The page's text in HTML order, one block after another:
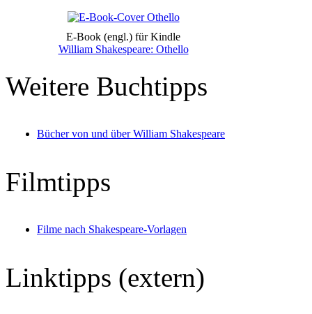
E-Book (engl.) für Kindle
William Shakespeare: Othello
Weitere Buchtipps
Bücher von und über William Shakespeare
Filmtipps
Filme nach Shakespeare-Vorlagen
Linktipps (extern)